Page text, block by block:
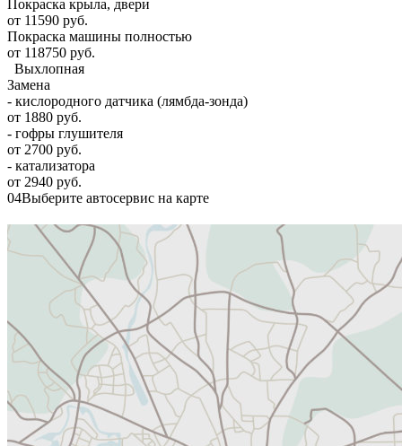
Покраска крыла, двери
от 11590 руб.
Покраска машины полностью
от 118750 руб.
Выхлопная
Замена
- кислородного датчика (лямбда-зонда)
от 1880 руб.
- гофры глушителя
от 2700 руб.
- катализатора
от 2940 руб.
04Выберите автосервис на карте